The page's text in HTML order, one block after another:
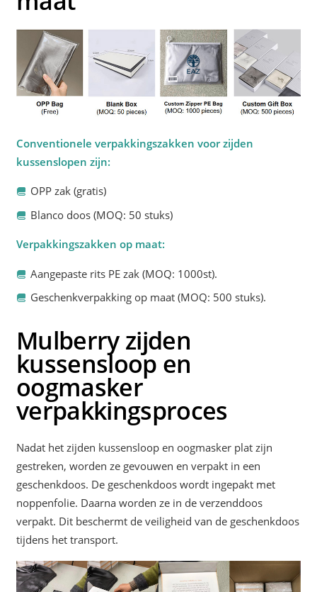
Conventionele verpakkingszakken voor zijden
kussenslopen zijn:
OPP zak (gratis)
Blanco doos (MOQ: 50 stuks)
Verpakkingszakken op maat:
Aangepaste rits PE zak (MOQ: 1000st).
Geschenkverpakking op maat (MOQ: 500 stuks).
Mulberry zijden
kussensloop en
oogmasker
verpakkingsproces
Nadat het zijden kussensloop en oogmasker plat zijn
gestreken, worden ze gevouwen en verpakt in een
geschenkdoos. De geschenkdoos wordt ingepakt met
noppenfolie. Daarna worden ze in de verzenddoos
verpakt. Dit beschermt de veiligheid van de geschenkdoos
tijdens het transport.